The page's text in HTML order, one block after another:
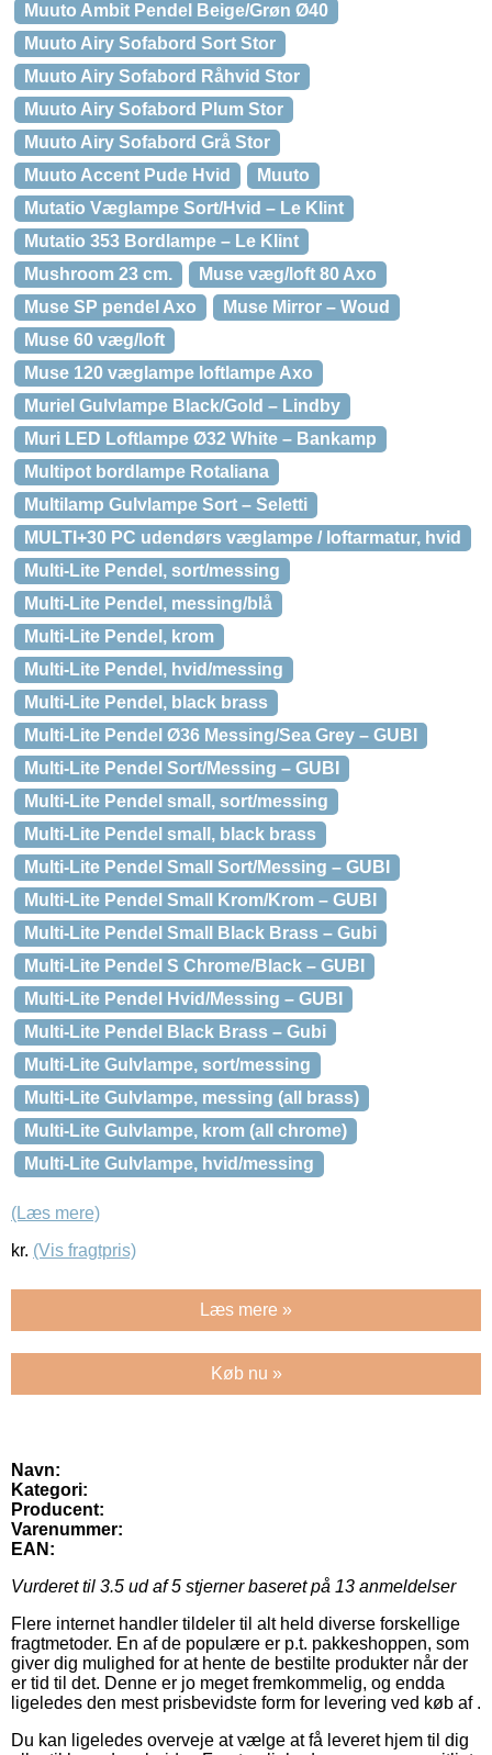
Muuto Ambit Pendel Beige/Grøn Ø40
Muuto Airy Sofabord Sort Stor
Muuto Airy Sofabord Råhvid Stor
Muuto Airy Sofabord Plum Stor
Muuto Airy Sofabord Grå Stor
Muuto Accent Pude Hvid
Muuto
Mutatio Væglampe Sort/Hvid – Le Klint
Mutatio 353 Bordlampe – Le Klint
Mushroom 23 cm.
Muse væg/loft 80 Axo
Muse SP pendel Axo
Muse Mirror – Woud
Muse 60 væg/loft
Muse 120 væglampe loftlampe Axo
Muriel Gulvlampe Black/Gold – Lindby
Muri LED Loftlampe Ø32 White – Bankamp
Multipot bordlampe Rotaliana
Multilamp Gulvlampe Sort – Seletti
MULTI+30 PC udendørs væglampe / loftarmatur, hvid
Multi-Lite Pendel, sort/messing
Multi-Lite Pendel, messing/blå
Multi-Lite Pendel, krom
Multi-Lite Pendel, hvid/messing
Multi-Lite Pendel, black brass
Multi-Lite Pendel Ø36 Messing/Sea Grey – GUBI
Multi-Lite Pendel Sort/Messing – GUBI
Multi-Lite Pendel small, sort/messing
Multi-Lite Pendel small, black brass
Multi-Lite Pendel Small Sort/Messing – GUBI
Multi-Lite Pendel Small Krom/Krom – GUBI
Multi-Lite Pendel Small Black Brass – Gubi
Multi-Lite Pendel S Chrome/Black – GUBI
Multi-Lite Pendel Hvid/Messing – GUBI
Multi-Lite Pendel Black Brass – Gubi
Multi-Lite Gulvlampe, sort/messing
Multi-Lite Gulvlampe, messing (all brass)
Multi-Lite Gulvlampe, krom (all chrome)
Multi-Lite Gulvlampe, hvid/messing
(Læs mere)
kr. (Vis fragtpris)
Læs mere »
Køb nu »
Navn:
Kategori:
Producent:
Varenummer:
EAN:
Vurderet til 3.5 ud af 5 stjerner baseret på 13 anmeldelser
Flere internet handler tildeler til alt held diverse forskellige
fragtmetoder. En af de populære er p.t. pakkeshoppen, som
giver dig mulighed for at hente de bestilte produkter når der
er tid til det. Denne er jo meget fremkommelig, og endda
ligeledes den mest prisbevidste form for levering ved køb af .
Du kan ligeledes overveje at vælge at få leveret hjem til dig